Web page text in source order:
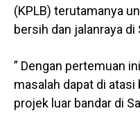
(KPLB) terutamanya
bersih dan jalanraya di
” Dengan pertemuan
masalah dapat di
projek luar bandar di